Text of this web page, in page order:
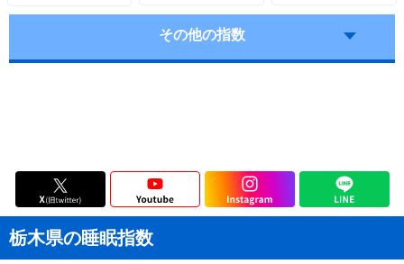
その他の指数
栃木県の睡眠指数